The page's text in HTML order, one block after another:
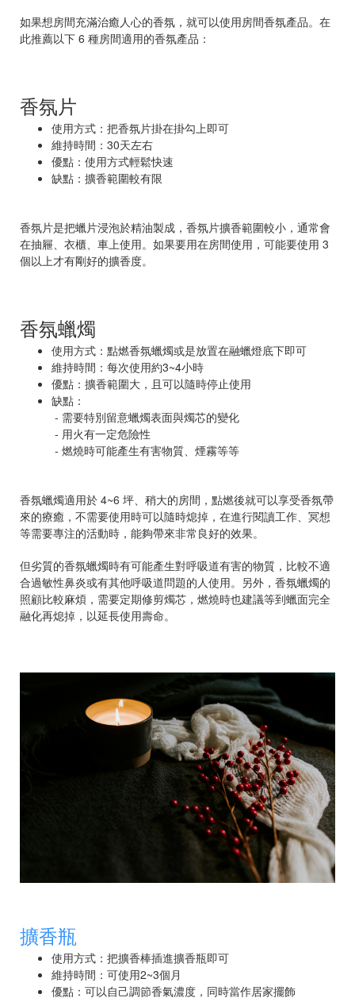
如果想房間充滿治癒人心的香氛，就可以使用房間香氛產品。在
此推薦以下 6 種房間適用的香氛產品：
香氛片
使用方式：把香氛片掛在掛勾上即可
維持時間：30天左右
優點：使用方式輕鬆快速
缺點：擴香範圍較有限
香氛片是把蠟片浸泡於精油製成，香氛片擴香範圍較小，通常會
在抽屜、衣櫃、車上使用。如果要用在房間使用，可能要使用 3
個以上才有剛好的擴香度。
香氛蠟燭
使用方式：點燃香氛蠟燭或是放置在融蠟燈底下即可
維持時間：每次使用約3~4小時
優點：擴香範圍大，且可以隨時停止使用
缺點：
- 需要特別留意蠟燭表面與燭芯的變化
- 用火有一定危險性
- 燃燒時可能產生有害物質、煙霧等等
香氛蠟燭適用於 4~6 坪、稍大的房間，點燃後就可以享受香氛帶
來的療癒，不需要使用時可以隨時熄掉，在進行閱讀工作、冥想
等需要專注的活動時，能夠帶來非常良好的效果。
但劣質的香氛蠟燭時有可能產生對呼吸道有害的物質，比較不適
合過敏性鼻炎或有其他呼吸道問題的人使用。另外，香氛蠟燭的
照顧比較麻煩，需要定期修剪燭芯，燃燒時也建議等到蠟面完全
融化再熄掉，以延長使用壽命。
擴香瓶
使用方式：把擴香棒插進擴香瓶即可
維持時間：可使用2~3個月
優點：可以自己調節香氣濃度，同時當作居家擺飾